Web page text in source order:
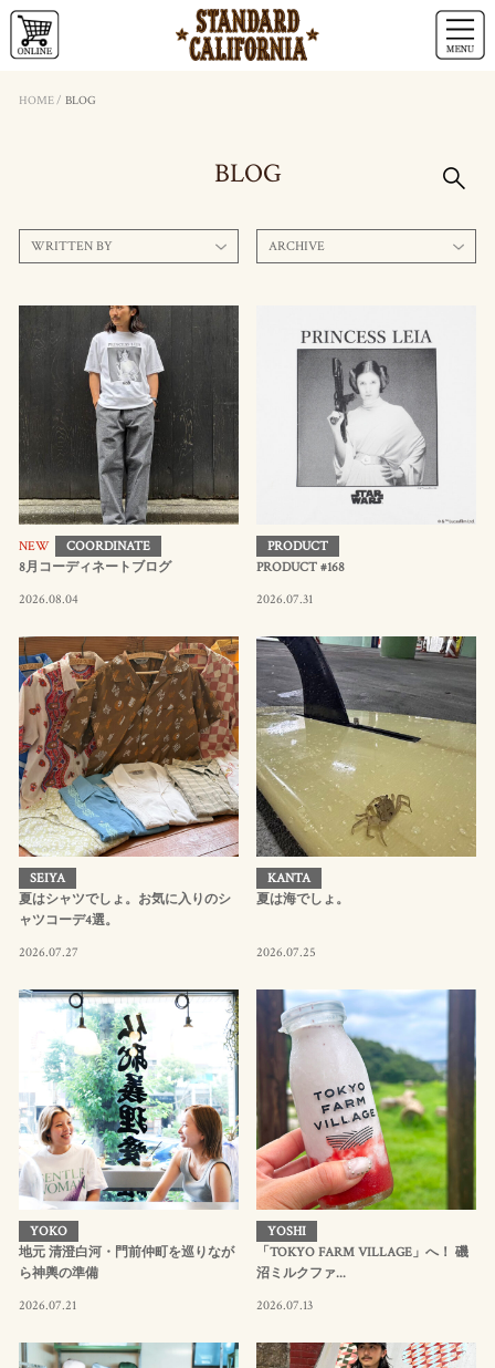
HOME/ BLOG
BLOG
WRITTEN BY ARCHIVE
NEW
COORDINATE
8月コーディネートブログ
2026.08.04
PRODUCT
PRODUCT #168
2026.07.31
SEIYA
夏はシャツでしょ。お気に入りのシ
ャツコーデ4選。
2026.07.27
KANTA
夏は海でしょ。
2026.07.25
YOKO
地元 清澄白河・門前仲町を巡りなが
ら神輿の準備
2026.07.21
YOSHI
「TOKYO FARM VILLAGE」へ！ 磯
沼ミルクファ...
2026.07.13